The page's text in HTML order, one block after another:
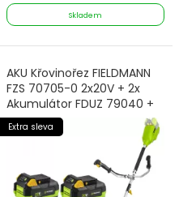
Skladem
AKU Křovinořez FIELDMANN
FZS 70705-0 2x20V + 2x
Akumulátor FDUZ 79040 +
Nabíječka FDUZ 79110
Extra sleva